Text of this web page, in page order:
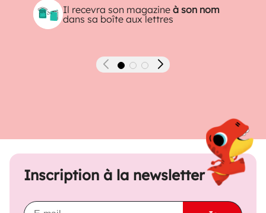
Il recevra son magazineà son nom
dans sa boîte aux lettres
Précédent Suivant
Inscription à la newsletter